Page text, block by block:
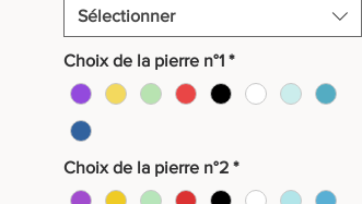
Sélectionner
Choix de la pierre n°1 *
Choix de la pierre n°2 *